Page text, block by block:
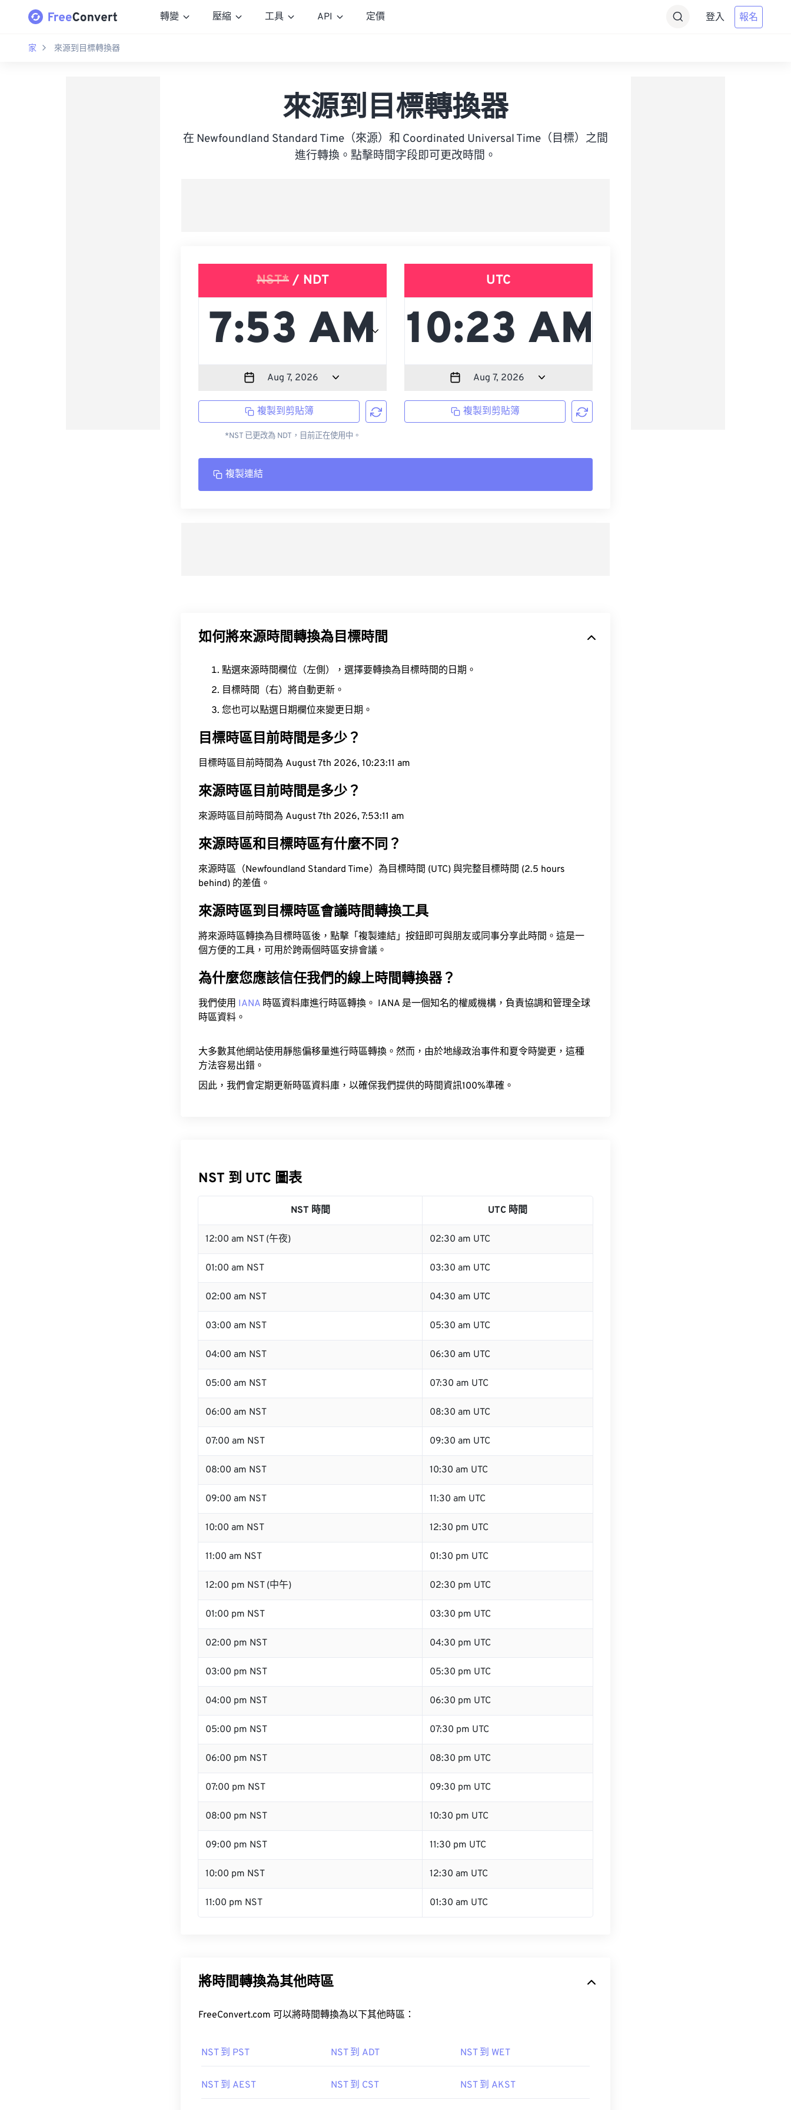
轉變 壓縮 工具 API 定價 登入 報名
家 來源到目標轉換器
來源到目標轉換器
在 Newfoundland Standard Time（來源）和 Coordinated Universal Time（目標）之間
進行轉換。點擊時間字段即可更改時間。
NST*/ NDT
複製到剪貼簿
*NST 已更改為 NDT，目前正在使用中。
UTC
複製到剪貼簿
複製連結
如何將來源時間轉換為目標時間
點選來源時間欄位（左側），選擇要轉換為目標時間的日期。
目標時間（右）將自動更新。
您也可以點選日期欄位來變更日期。
目標時區目前時間是多少？
目標時區目前時間為 August 7th 2026, 10:23:12 am
來源時區目前時間是多少？
來源時區目前時間為 August 7th 2026, 7:53:12 am
來源時區和目標時區有什麼不同？
來源時區（Newfoundland Standard Time）為目標時間 (UTC) 與完整目標時間 (2.5 hours
behind) 的差值。
來源時區到目標時區會議時間轉換工具
將來源時區轉換為目標時區後，點擊「複製連結」按鈕即可與朋友或同事分享此時間。這是一
個方便的工具，可用於跨兩個時區安排會議。
為什麼您應該信任我們的線上時間轉換器？
我們使用 IANA 時區資料庫進行時區轉換。 IANA 是一個知名的權威機構，負責協調和管理全球
時區資料。
大多數其他網站使用靜態偏移量進行時區轉換。然而，由於地緣政治事件和夏令時變更，這種
方法容易出錯。
因此，我們會定期更新時區資料庫，以確保我們提供的時間資訊100%準確。
NST 到 UTC 圖表
NST 時間 UTC 時間
12:00 am NST (午夜) 02:30 am UTC
01:00 am NST 03:30 am UTC
02:00 am NST 04:30 am UTC
03:00 am NST 05:30 am UTC
04:00 am NST 06:30 am UTC
05:00 am NST 07:30 am UTC
06:00 am NST 08:30 am UTC
07:00 am NST 09:30 am UTC
08:00 am NST 10:30 am UTC
09:00 am NST 11:30 am UTC
10:00 am NST 12:30 pm UTC
11:00 am NST 01:30 pm UTC
12:00 pm NST (中午) 02:30 pm UTC
01:00 pm NST 03:30 pm UTC
02:00 pm NST 04:30 pm UTC
03:00 pm NST 05:30 pm UTC
04:00 pm NST 06:30 pm UTC
05:00 pm NST 07:30 pm UTC
06:00 pm NST 08:30 pm UTC
07:00 pm NST 09:30 pm UTC
08:00 pm NST 10:30 pm UTC
09:00 pm NST 11:30 pm UTC
10:00 pm NST 12:30 am UTC
11:00 pm NST 01:30 am UTC
將時間轉換為其他時區
FreeConvert.com 可以將時間轉換為以下其他時區：
NST 到 PST NST 到 ADT NST 到 WET
NST 到 AEST NST 到 CST NST 到 AKST